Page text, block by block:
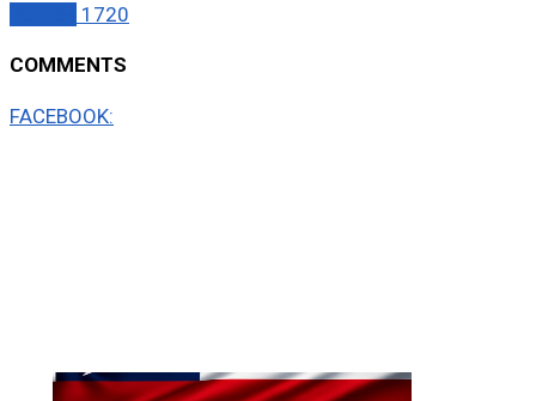
1720
COMMENTS
FACEBOOK: